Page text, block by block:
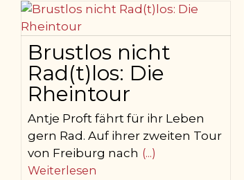
Brustlos nicht
Rad(t)los: Die
Rheintour
Antje Proft fährt für ihr Leben
gern Rad. Auf ihrer zweiten Tour
von Freiburg nach (...)
Weiterlesen